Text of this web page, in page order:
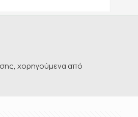
χορηγούμενα από